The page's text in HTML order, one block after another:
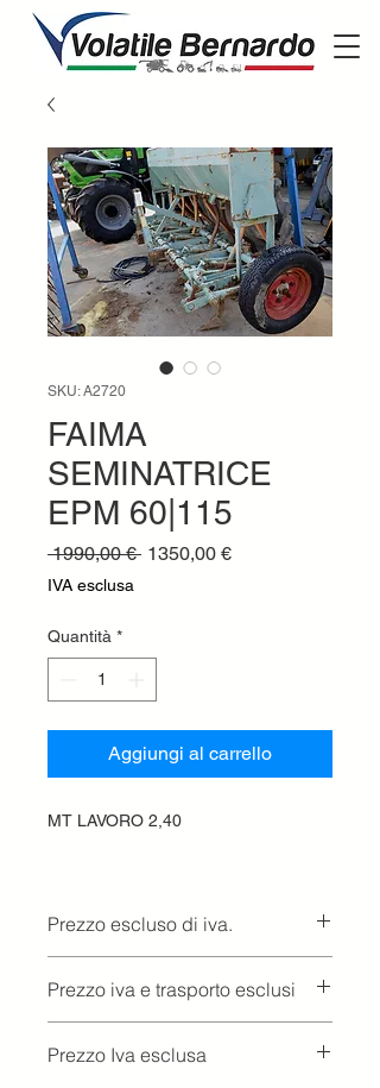
SKU: A2720
FAIMA
SEMINATRICE
EPM 60|115
1990,00 € Prezzo
1350,00 €Prezzo
IVA esclusa
Quantità *
Aggiungi al carrello
MT LAVORO 2,40
Prezzo escluso di iva.
Prezzo iva e trasporto esclusi
Prezzo Iva esclusa